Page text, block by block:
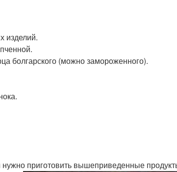
изделий.
болгарского (можно замороженного).
приготовить вышеприведенные